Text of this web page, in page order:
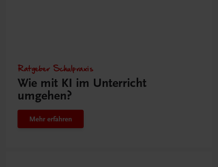
Ratgeber Schulpraxis
Wie mit KI im Unterricht
umgehen?
Mehr erfahren